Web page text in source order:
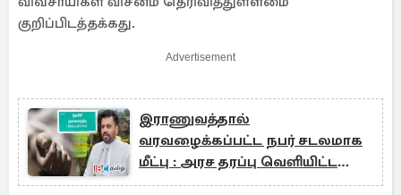
குறிப்பிடத்தக்கது.
Advertisement
இராணுவத்தால்
வரவழைக்கப்பட்ட நபர் சடலமாக
மீட்பு : அரச தரப்பு வெளியிட்ட
அறிவிப்பு